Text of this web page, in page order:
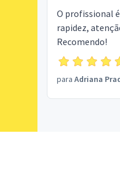
O profissional
rapidez,
Recomendo!
para Adriana